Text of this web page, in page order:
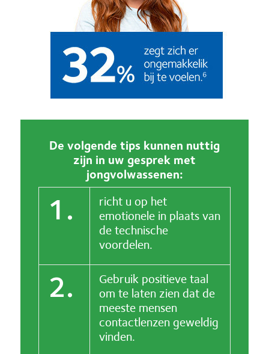
De volgende tips kunnen nuttig
zijn in uw gesprek met
jongvolwassenen:
1. richt u op het
emotionele in plaats van
de technische
voordelen.
2. Gebruik positieve taal
om te laten zien dat de
meeste mensen
contactlenzen geweldig
vinden.